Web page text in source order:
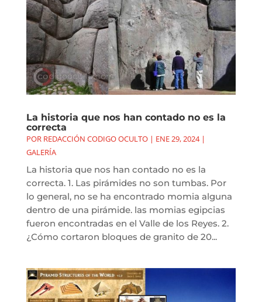
La historia que nos han contado no es la
correcta
POR REDACCIÓN CODIGO OCULTO| ENE 29, 2024|
GALERÍA
La historia que nos han contado no es la
correcta. 1. Las pirámides no son tumbas. Por
lo general, no se ha encontrado momia alguna
dentro de una pirámide. las momias egipcias
fueron encontradas en el Valle de los Reyes. 2.
¿Cómo cortaron bloques de granito de 20...